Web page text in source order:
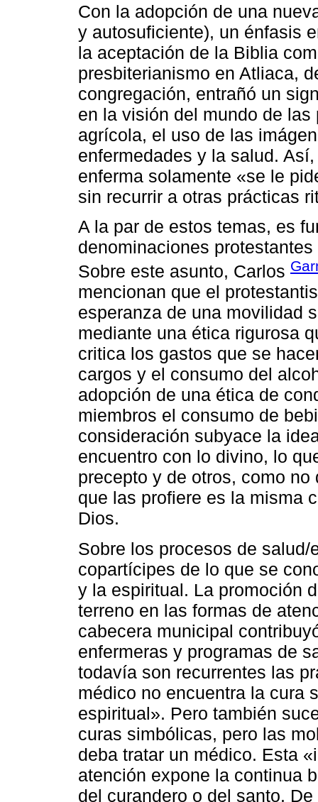
Con la adopción de una
y autosuficiente), un énfasis
la aceptación de la Biblia
presbiterianismo en Atliaca,
congregación, entrañó un
en la visión del mundo de
agrícola, el uso de las
enfermedades y la salud.
enferma solamente «se le
sin recurrir a otras prácticas
A la par de estos temas, es
denominaciones
Sobre este asunto, Carlos
mencionan que el
esperanza de una movilidad
mediante una ética rigurosa
critica los gastos que se
cargos y el consumo del
adopción de una ética de
miembros el consumo de
consideración subyace la
encuentro con lo divino, lo
precepto y de otros, como
que las profiere es la misma
Dios.
Sobre los procesos de
copartícipes de lo que se
y la espiritual. La promoción
terreno en las formas de
cabecera municipal
enfermeras y programas de
todavía son recurrentes las
médico no encuentra la cura
espiritual». Pero también
curas simbólicas, pero las
deba tratar un médico. Esta
atención expone la continua
del curandero o del santo.